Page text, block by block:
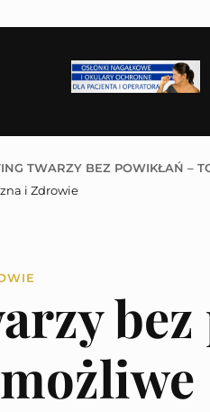
TWARZY BEZ POWIKŁAŃ –
i Zdrowie
bez